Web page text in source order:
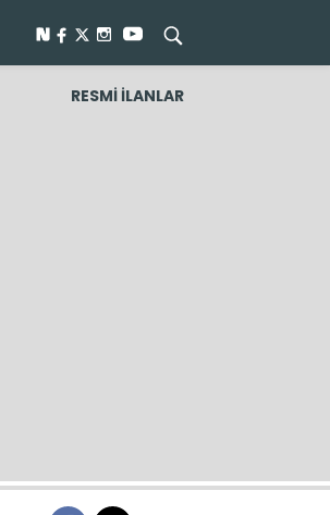
RESMİ İLANLAR